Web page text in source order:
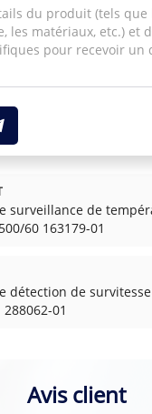
surveillance de
60 163179-01
détection de
01
Avis client